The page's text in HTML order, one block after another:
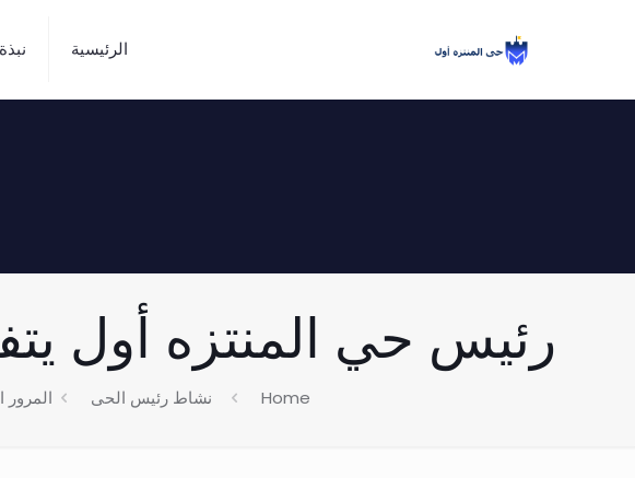
الرئيسية نبذة
رئيس حي المنتزه أول يتفقد
Home نشاط رئيس الحى المرور